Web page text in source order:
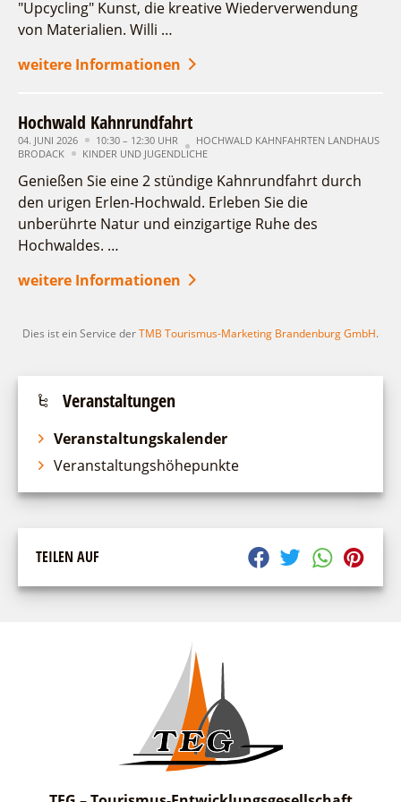
Einkaufen
Gruppen
Fremdenverkehrsvereine
Ludwig Leichhardt
Kahnfahrten
Campingplatz Jessern
Wirtschaftsförderung
Regionalentwicklung
Bürgerbus
Naturwelt Lieberoser Heide
Q-Gemeinde Schwielochsee
Staatlich anerkannter Erholungsort Goyatz
Mein Brandenburg – Infostelen
Unternehmensbetreuung
ILB
Über uns
Team
Infomaterial
Warenkorb
"Upcycling" Kunst, die kreative Wiederverwendung
von Materialien. Willi …
weitere Informationen
Hochwald Kahnrundfahrt
04. JUNI 2026 10:30 – 12:30 UHR
HOCHWALD KAHNFAHRTEN LANDHAUS
BRODACK
KINDER UND JUGENDLICHE
Genießen Sie eine 2 stündige Kahnrundfahrt durch
den urigen Erlen-Hochwald. Erleben Sie die
unberührte Natur und einzigartige Ruhe des
Hochwaldes. …
weitere Informationen
Dies ist ein Service derTMB Tourismus-Marketing Brandenburg GmbH.
22
23 24
29
30
Zeitraum
von
bis
alle Kategorien
Kategorie
aktuelle und laufende Veranstaltungen
Suchbegriff
suchen
zurücksetzen
Veranstaltungen
Veranstaltungskalender
Veranstaltungshöhepunkte
TEILEN AUF